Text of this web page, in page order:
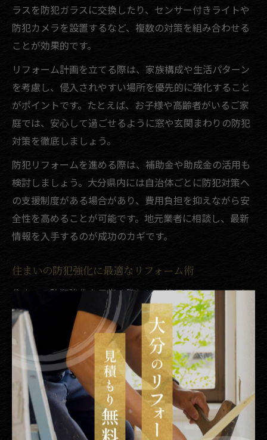
ラスを防犯ガラスに交換したり、センサー付きライトや
防犯カメラを設置するなど、複数の対策を組み合わせる
ことが効果的です。
リフォーム計画を立てる際は、家族構成や生活パターン
を考慮し、侵入されやすい場所を優先的に強化すること
がポイントです。たとえば、お子様や高齢者がいるご家
庭では、安心して過ごせるように窓や玄関まわりの防犯
対策を徹底しましょう。
防犯リフォームを進める際は、補助金や助成金の活用も
検討しましょう。大分県内には自治体ごとに防犯対策へ
の支援制度がある場合があり、費用負担を抑えながら安
全性を高めることが可能です。地元業者に相談し、最新
情報を入手するのが成功のカギです。
住まいの防犯強化に最適なリフォーム術
住まいの防犯強化を目指す際には、格子窓リフォームに
加え、さまざまなリフォーム術を組み合わせることが有
効です。たとえば、窓の鍵をピッキングに強いタイプへ
交換したり、面格子と合わせてシャッターを設置する方
法もあります。
さらに、断熱性や結露対策を兼ねた窓リフォームを行う
ことで、防犯性と快適性を同時に向上させることができ
ます。大分県の気候特性を考慮し、暑さや台風にも強い